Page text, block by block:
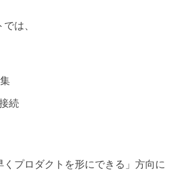
は、
続
くプロダクトを形にできる」方向に